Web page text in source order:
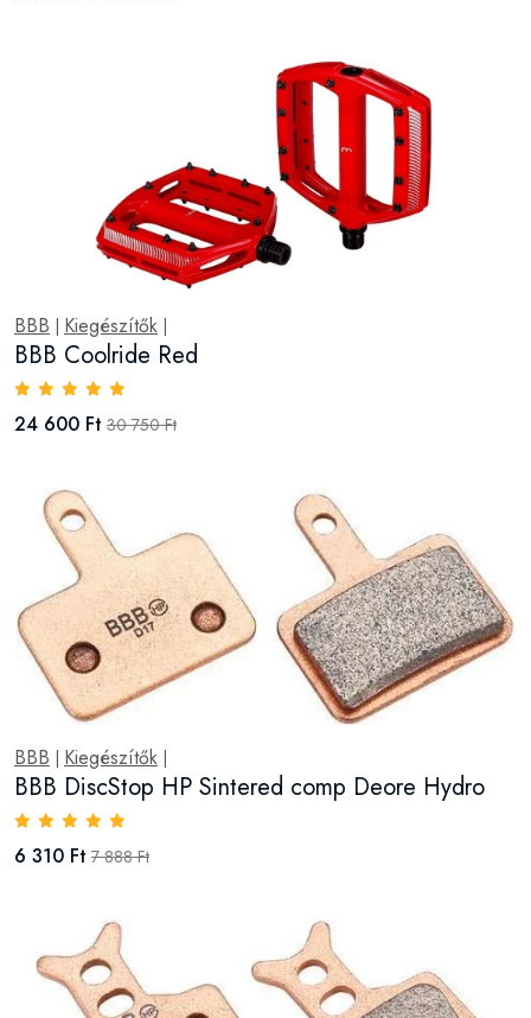
BBB Kiegészítők
BBB Coolride Red
24 600 Ft 30 750 Ft
BBB Kiegészítők
BBB DiscStop HP Sintered comp Deore Hydro
6 310 Ft 7 888 Ft